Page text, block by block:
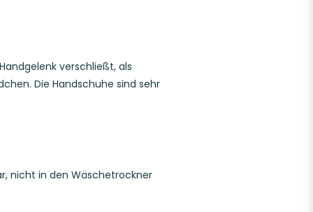
verschließt, als
Die Handschuhe sind sehr
nicht in den Wäschetrockner